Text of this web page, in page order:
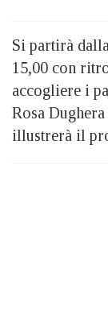
Si partirà
15,00 con
accogliere i
Rosa
illustrerà il